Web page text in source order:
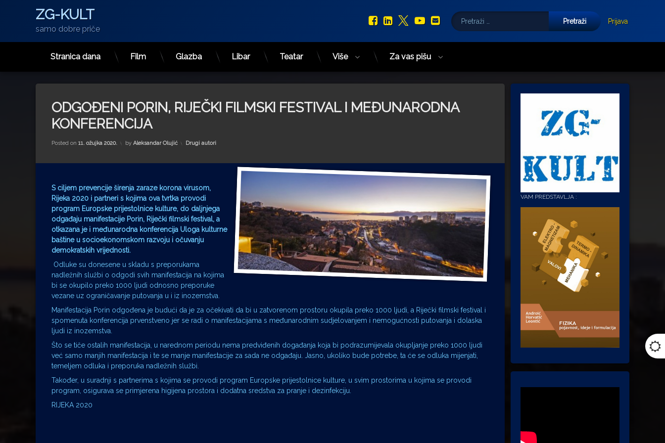
ZG-KULT
samo dobre priče
Facebook
LinkedIn
X.com
YouTube
E-mail
Pretraži:
Prijava
Stranica dana Film Glazba Libar Teatar Više Za vas pišu
ODGOĐENI PORIN, RIJEČKI FILMSKI FESTIVAL I MEĐUNARODNA
KONFERENCIJA
Posted on 11. ožujka 2020. by Aleksandar Olujić Kategorije:
Drugi autori
S ciljem prevencije širenja zaraze korona virusom,
Rijeka 2020 i partneri s kojima ova tvrtka provodi
program Europske prijestolnice kulture, do daljnjega
odgađaju manifestacije Porin, Riječki filmski festival, a
otkazana je i međunarodna konferencija Uloga kulturne
baštine u socioekonomskom razvoju i očuvanju
demokratskih vrijednosti.
Odluke su donesene u skladu s preporukama
nadležnih službi o odgodi svih manifestacija na kojima
bi se okupilo preko 1000 ljudi odnosno preporuke
vezane uz ograničavanje putovanja u i iz inozemstva.
Manifestacija Porin odgođena je budući da je za očekivati da bi u zatvorenom prostoru okupila preko 1000 ljudi, a Riječki filmski festival i
spomenuta konferencija prvenstveno jer se radi o manifestacijama s međunarodnim sudjelovanjem i nemogućnosti putovanja i dolaska
ljudi iz inozemstva.
Što se tiče ostalih manifestacija, u narednom periodu nema predviđenih događanja koja bi podrazumijevala okupljanje preko 1000 ljudi
već samo manjih manifestacija i te se manje manifestacije za sada ne odgađaju. Jasno, ukoliko bude potrebe, ta će se odluka mijenjati,
temeljem odluka i preporuka nadležnih službi.
Također, u suradnji s partnerima s kojima se provodi program Europske prijestolnice kulture, u svim prostorima u kojima se provodi
program, osigurava se primjerena higijena prostora i dodatna sredstva za pranje i dezinfekciju.
RIJEKA 2020
VAM PREDSTAVLJA :